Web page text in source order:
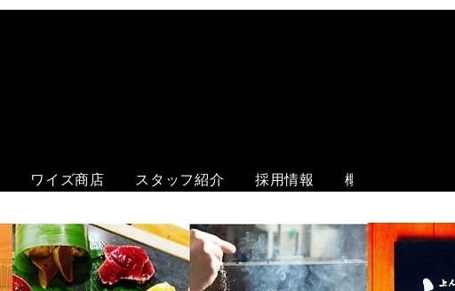
ワイズ商店 スタッフ紹介 採用情報 概要